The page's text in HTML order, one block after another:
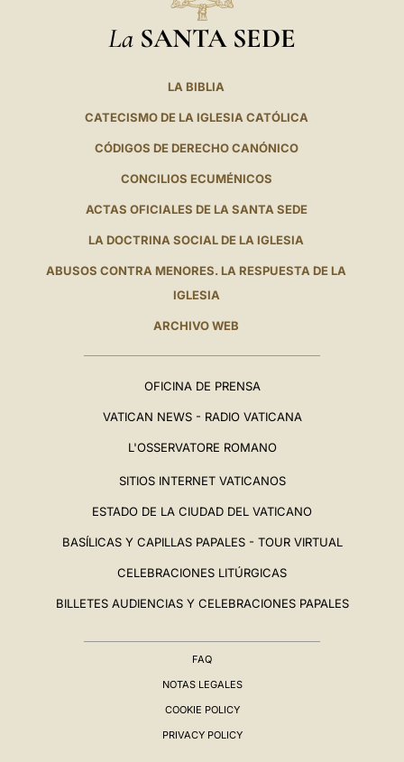
La SANTA SEDE
LA BIBLIA
CATECISMO DE LA IGLESIA CATÓLICA
CÓDIGOS DE DERECHO CANÓNICO
CONCILIOS ECUMÉNICOS
ACTAS OFICIALES DE LA SANTA SEDE
LA DOCTRINA SOCIAL DE LA IGLESIA
ABUSOS CONTRA MENORES. LA RESPUESTA DE LA
IGLESIA
ARCHIVO WEB
OFICINA DE PRENSA
VATICAN NEWS - RADIO VATICANA
L'OSSERVATORE ROMANO
SITIOS INTERNET VATICANOS
ESTADO DE LA CIUDAD DEL VATICANO
BASÍLICAS Y CAPILLAS PAPALES - TOUR VIRTUAL
CELEBRACIONES LITÚRGICAS
BILLETES AUDIENCIAS Y CELEBRACIONES PAPALES
FAQ
NOTAS LEGALES
COOKIE POLICY
PRIVACY POLICY